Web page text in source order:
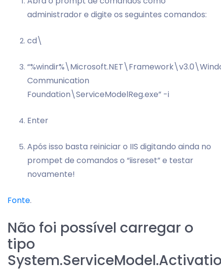
administrador e digite os seguintes comandos:
cd\
Communication
Foundation\ServiceModelReg.exe” -i
Enter
Após isso basta reiniciar o IIS digitando ainda no
prompet de comandos o “iisreset” e testar
novamente!
Fonte.
Não foi possível carregar o
tipo